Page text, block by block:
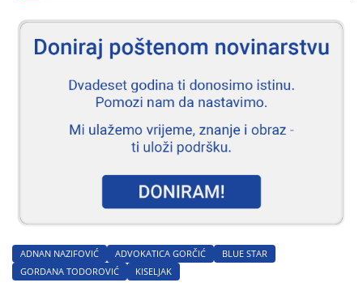
ADNAN NAZIFOVIĆ ADVOKATICA GORČIĆ
BLUE STAR
GORDANA TODOROVIĆ
KISELJAK